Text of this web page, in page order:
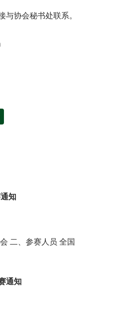
与协会秘书处联系。
知
二、参赛人员 全国
通知